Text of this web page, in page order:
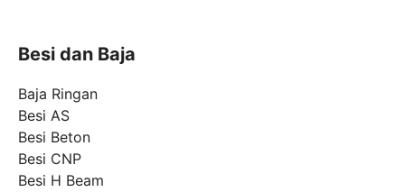
Besi dan Baja
Baja Ringan
Besi AS
Besi Beton
Besi CNP
Besi H Beam